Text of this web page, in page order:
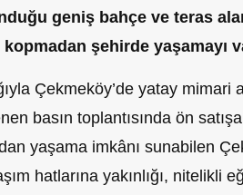
geniş bahçe ve teras
şehirde yaşamayı
Çekmeköy’de yatay mimari
basın toplantısında ön
yaşama imkânı sunabilen
hatlarına yakınlığı, nitelikli